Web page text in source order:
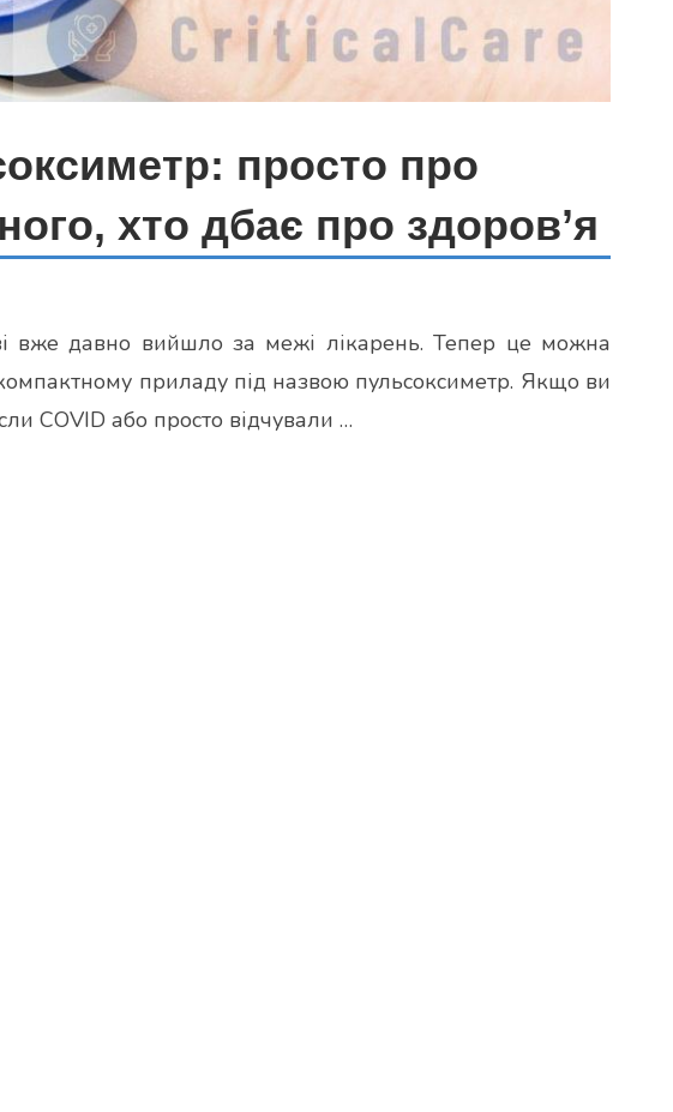
просто про
хто дбає про здоров’я
вже давно вийшло за межі лікарень. Тепер це можна
приладу під назвою пульсоксиметр. Якщо ви
COVID або просто відчували …